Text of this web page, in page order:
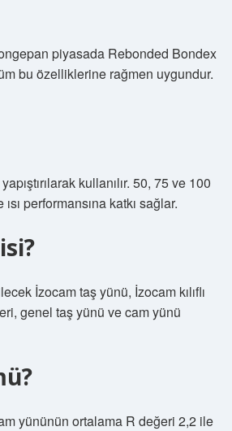
piyasada Rebonded Bondex
bu özelliklerine rağmen uygundur.
kullanılır. 50, 75 ve 100
performansına katkı sağlar.
İzocam taş yünü, İzocam kılıflı
genel taş yünü ve cam yünü
yününün ortalama R değeri 2,2 ile